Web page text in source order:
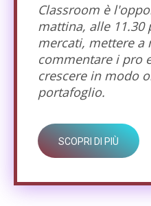
Classroom è
mattina, alle 11.30
mercati, mettere a
commentare i pro
crescere in modo
portafoglio.
SCOPRI DI PIÙ